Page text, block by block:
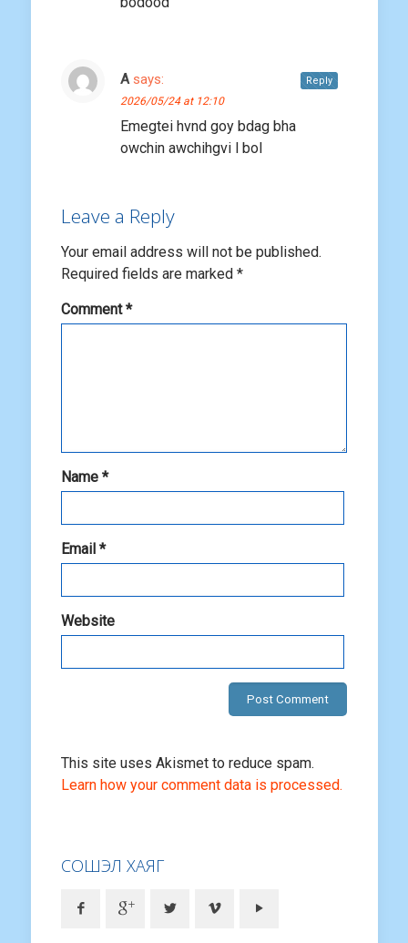
A says:
2026/05/24 at 12:10
Emegtei hvnd goy bdag bha
owchin awchihgvi l bol
Reply
Leave a Reply
Your email address will not be published.
Required fields are marked *
Comment*
Name *
Email *
Website
This site uses Akismet to reduce spam.
Learn how your comment data is processed.
СОШЭЛ ХАЯГ